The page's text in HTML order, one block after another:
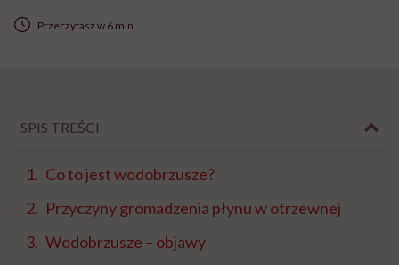
Przeczytasz w 6 min
SPIS TREŚCI
Co to jest wodobrzusze?
Przyczyny gromadzenia płynu w otrzewnej
Wodobrzusze – objawy